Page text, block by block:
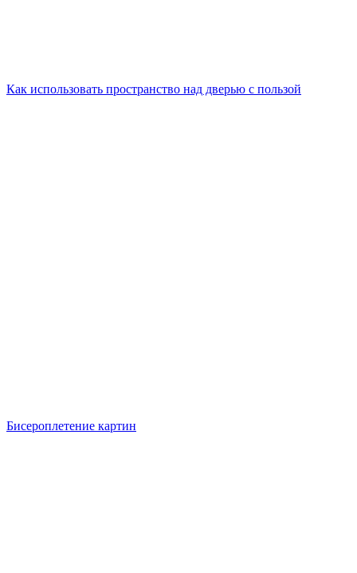
Как использовать пространство над дверью с пользой
Бисероплетение картин